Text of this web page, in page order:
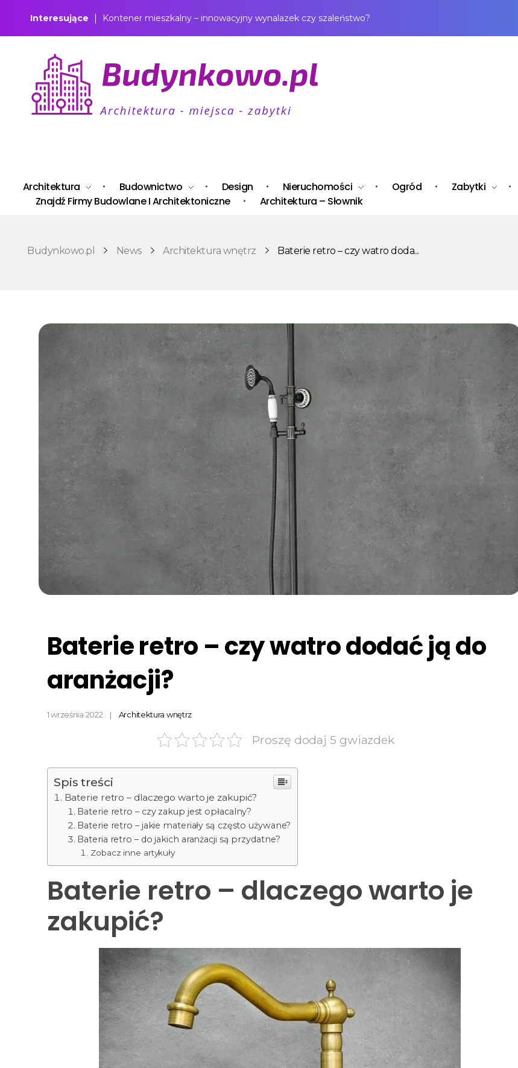
Interesujące Kontener mieszkalny – innowacyjny wynalazek czy szaleństwo?
Architektura Budownictwo Design Nieruchomości Ogród Zabytki
Znajdź Firmy Budowlane I Architektoniczne
Architektura – Słownik
Budynkowo.pl News Architektura wnętrz Baterie retro – czy watro doda...
Baterie retro – czy watro dodać ją do
aranżacji?
1 września 2022 Architektura wnętrz
Proszę dodaj 5 gwiazdek
Spis treści
Baterie retro – dlaczego warto je zakupić?
Baterie retro – czy zakup jest opłacalny?
Baterie retro – jakie materiały są często używane?
Bateria retro – do jakich aranżacji są przydatne?
Zobacz inne artykuły
Baterie retro – dlaczego warto je
zakupić?